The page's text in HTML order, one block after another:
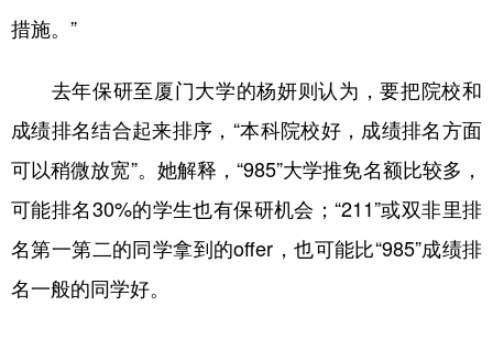
措施。”
去年保研至厦门大学的杨妍则认为，要把院校和
成绩排名结合起来排序，“本科院校好，成绩排名方面
可以稍微放宽”。她解释，“985”大学推免名额比较多，
可能排名30%的学生也有保研机会；“211”或双非里排
名第一第二的同学拿到的offer，也可能比“985”成绩排
名一般的同学好。